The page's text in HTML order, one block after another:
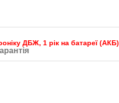
ДБЖ, 1 рік на батареї (АКБ)